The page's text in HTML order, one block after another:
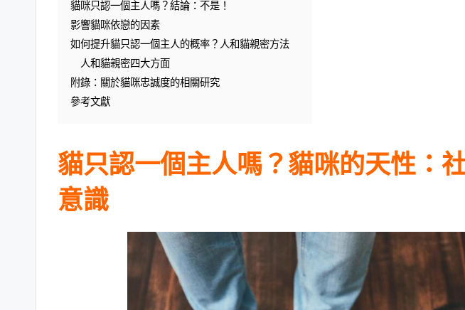
貓咪只認一個主人嗎？結論：不是！
影響貓咪依戀的因素
如何提升貓只認一個主人的概率？人和貓親密方法
人和貓親密四大方面
附錄：關於貓咪忠誠度的相關研究
參考文獻
貓只認一個主人嗎？貓咪的天性：
意識